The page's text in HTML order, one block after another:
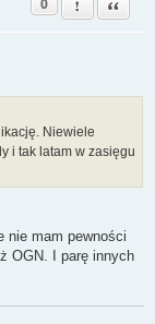
Niewiele
i tak latam w zasięgu
nie mam pewności
OGN. I parę innych